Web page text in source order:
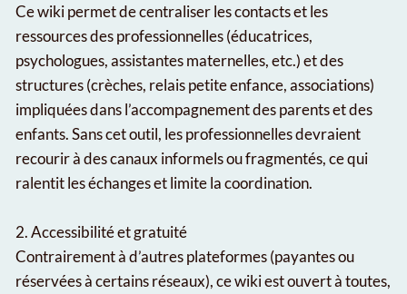
Ce wiki permet de centraliser les contacts et les
ressources des professionnelles (éducatrices,
psychologues, assistantes maternelles, etc.) et des
structures (crèches, relais petite enfance, associations)
impliquées dans l’accompagnement des parents et des
enfants. Sans cet outil, les professionnelles devraient
recourir à des canaux informels ou fragmentés, ce qui
ralentit les échanges et limite la coordination.
2. Accessibilité et gratuité
Contrairement à d’autres plateformes (payantes ou
réservées à certains réseaux), ce wiki est ouvert à toutes,